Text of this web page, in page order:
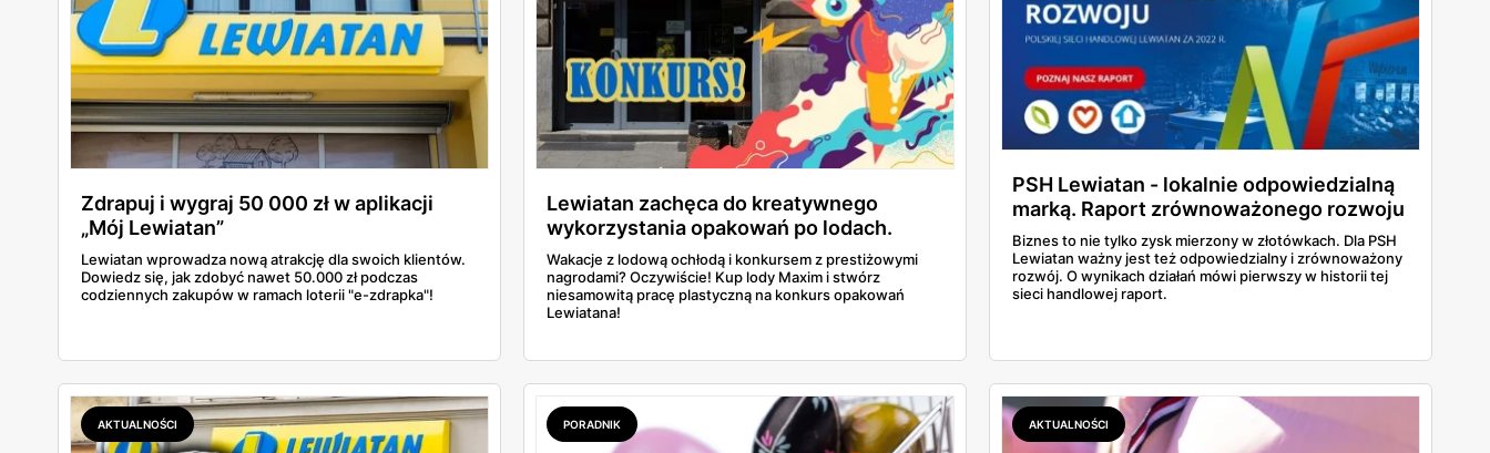
Zdrapuj i wygraj 50 000 zł w aplikacji
„Mój Lewiatan”
Lewiatan wprowadza nową atrakcję dla swoich klientów.
Dowiedz się, jak zdobyć nawet 50.000 zł podczas
codziennych zakupów w ramach loterii "e-zdrapka"!
Lewiatan zachęca do kreatywnego
wykorzystania opakowań po lodach.
Prace plastyczne i rzeźby na konkurs!
Wakacje z lodową ochłodą i konkursem z prestiżowymi
nagrodami? Oczywiście! Kup lody Maxim i stwórz
niesamowitą pracę plastyczną na konkurs opakowań
Lewiatana!
PSH Lewiatan - lokalnie odpowiedzialną
marką. Raport zrównoważonego rozwoju
i najważniejsze wnioski!
Biznes to nie tylko zysk mierzony w złotówkach. Dla PSH
Lewiatan ważny jest też odpowiedzialny i zrównoważony
rozwój. O wynikach działań mówi pierwszy w historii tej
sieci handlowej raport.
AKTUALNOŚCI PORADNIK AKTUALNOŚCI